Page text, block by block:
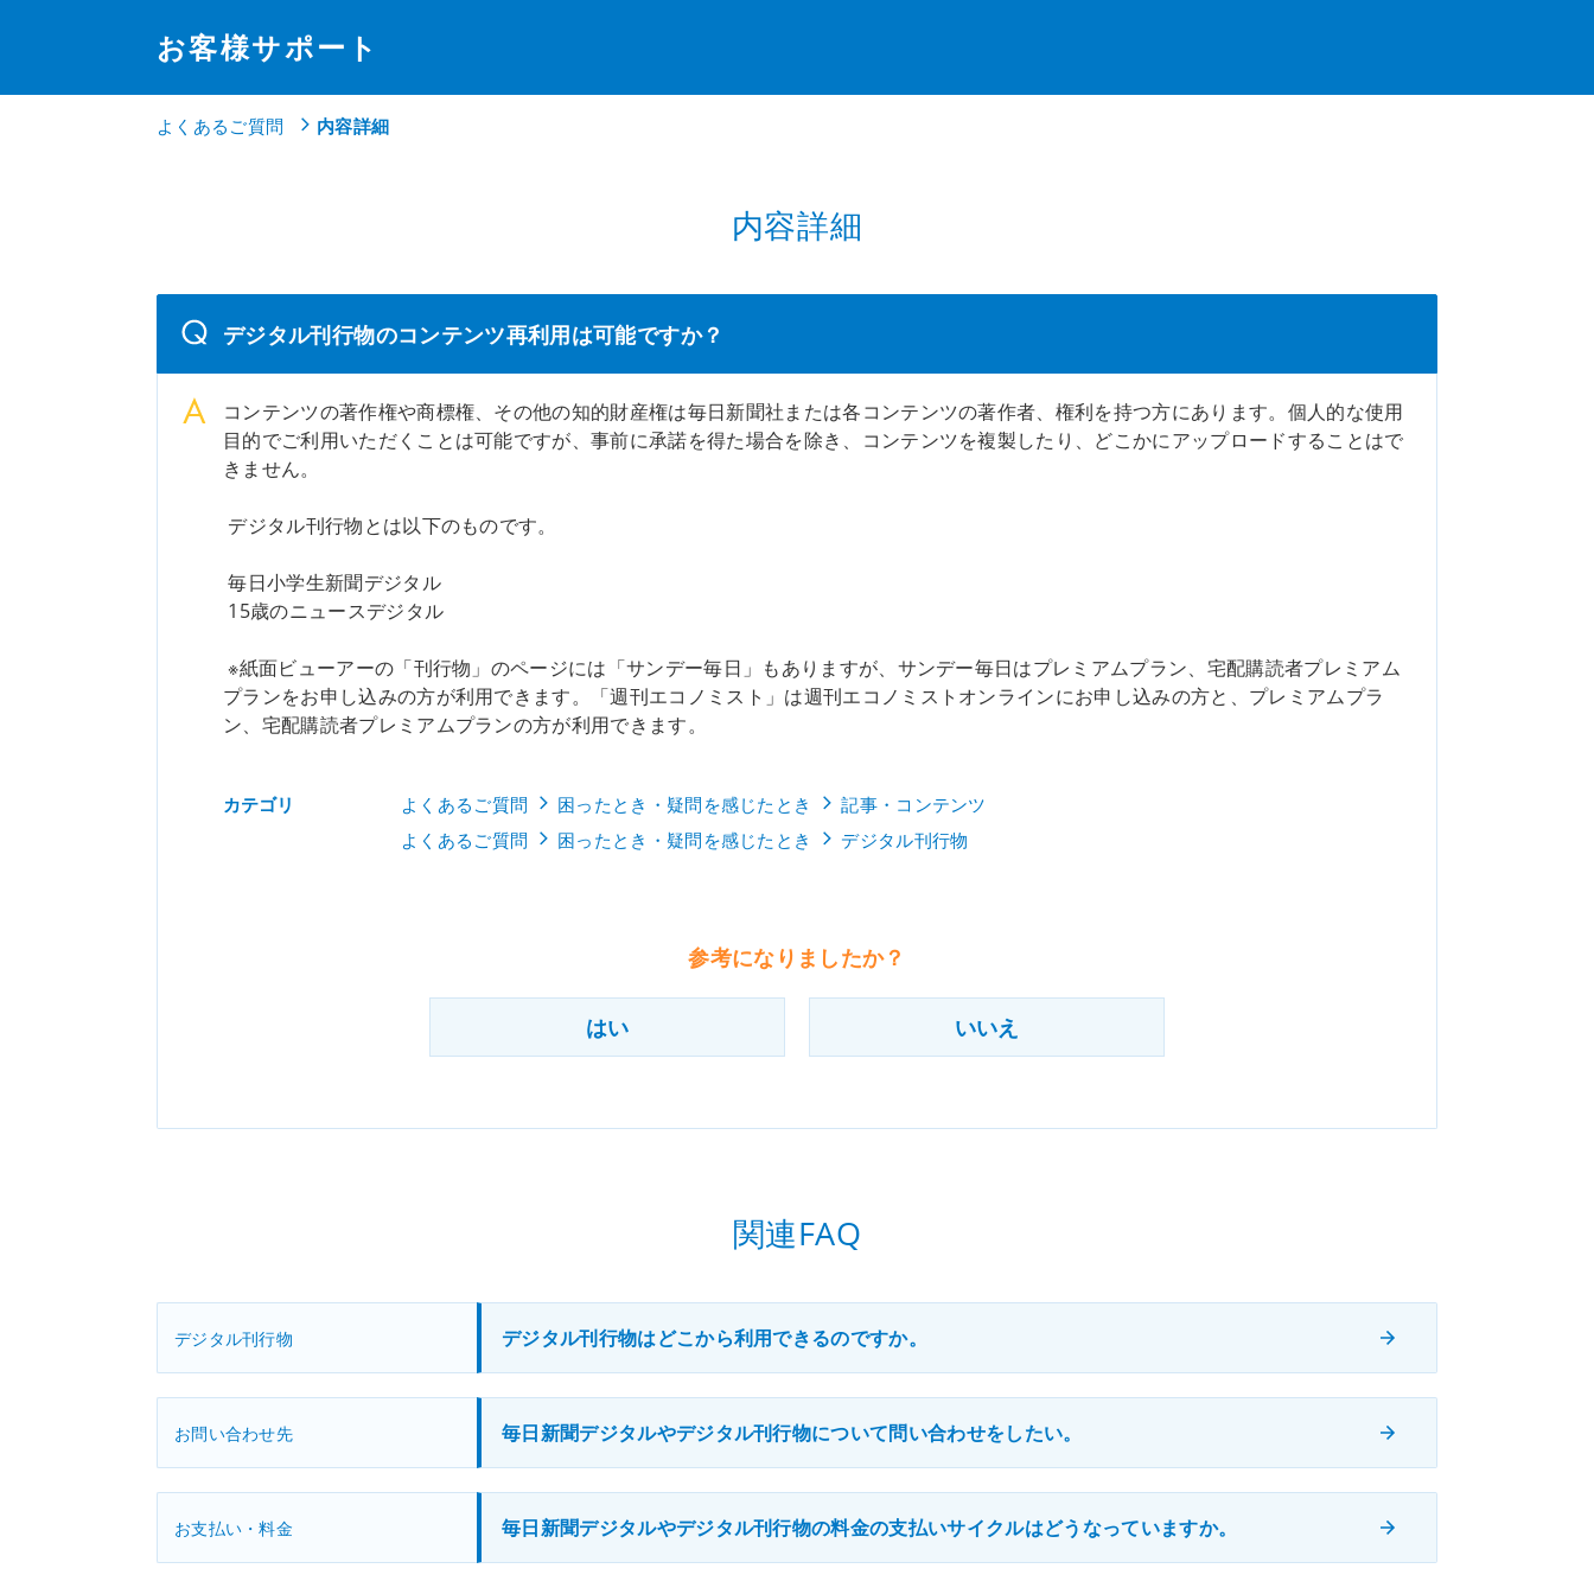
お客様サポート
よくあるご質問 内容詳細
内容詳細
デジタル刊行物のコンテンツ再利用は可能ですか？
コンテンツの著作権や商標権、その他の知的財産権は毎日新聞社または各コンテンツの著作者、権利を持つ方にあります。個人的な使用
目的でご利用いただくことは可能ですが、事前に承諾を得た場合を除き、コンテンツを複製したり、どこかにアップロードすることはで
きません。
デジタル刊行物とは以下のものです。
毎日小学生新聞デジタル
15歳のニュースデジタル
※紙面ビューアーの「刊行物」のページには「サンデー毎日」もありますが、サンデー毎日はプレミアムプラン、宅配購読者プレミアム
プランをお申し込みの方が利用できます。「週刊エコノミスト」は週刊エコノミストオンラインにお申し込みの方と、プレミアムプラ
ン、宅配購読者プレミアムプランの方が利用できます。
カテゴリ よくあるご質問 困ったとき・疑問を感じたとき
記事・コンテンツ
よくあるご質問
困ったとき・疑問を感じたとき デジタル刊行物
参考になりましたか？
はい いいえ
関連FAQ
デジタル刊行物 デジタル刊行物はどこから利用できるのですか。
お問い合わせ先 毎日新聞デジタルやデジタル刊行物について問い合わせをしたい。
お支払い・料金 毎日新聞デジタルやデジタル刊行物の料金の支払いサイクルはどうなっていますか。